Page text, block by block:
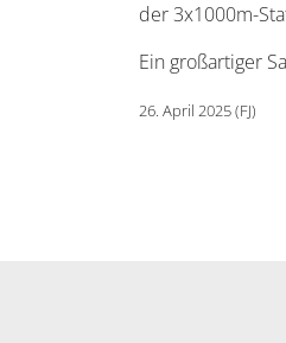
der 3x1000m-
Ein großartiger
26. April 2025 (FJ)